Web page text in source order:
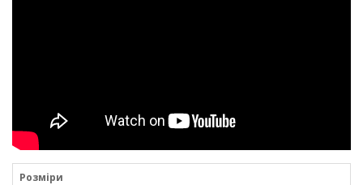
Розміри